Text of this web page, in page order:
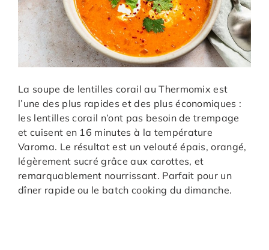
La soupe de lentilles corail au Thermomix est
l’une des plus rapides et des plus économiques :
les lentilles corail n’ont pas besoin de trempage
et cuisent en 16 minutes à la température
Varoma. Le résultat est un velouté épais, orangé,
légèrement sucré grâce aux carottes, et
remarquablement nourrissant. Parfait pour un
dîner rapide ou le batch cooking du dimanche.